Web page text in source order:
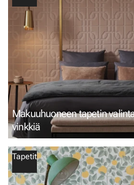
Makuuhuoneen tapetin
vinkkiä
Tapetit